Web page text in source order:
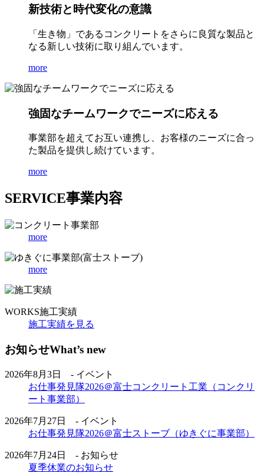
新技術と時代変化の意識
「生き物」であるコンクリートをさらに良質な製品と
なる新しい技術に取り組んでいます。
more
強固なチームワークでニーズに応える
事業部を超えてお互い連携し、お客様のニーズに合っ
た製品を提供し続けています。
more
SERVICE事業内容
more
more
WORKS施工実績
施工実績を見る
お知らせWhat’s new
2026年8月3日 - イベント
お仕事発見隊2026＠富士コンクリート工業（コンクリ
ート事業部）
2026年7月27日 - イベント
お仕事発見隊2026＠富士ストーブ（ゆきぐに事業部）
2026年7月24日 - お知らせ
夏季休業のお知らせ